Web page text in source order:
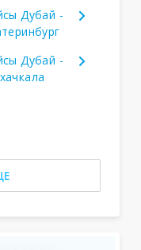
Дубай -
Дубай -